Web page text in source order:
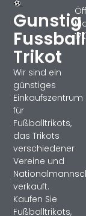
Gunstig
Fussball
Trikot
Wir sind ein
günstiges
Einkaufszentrum
für
Fußballtrikots,
das Trikots
verschiedener
Vereine und
verkauft.
Kaufen Sie
Fußballtrikots,